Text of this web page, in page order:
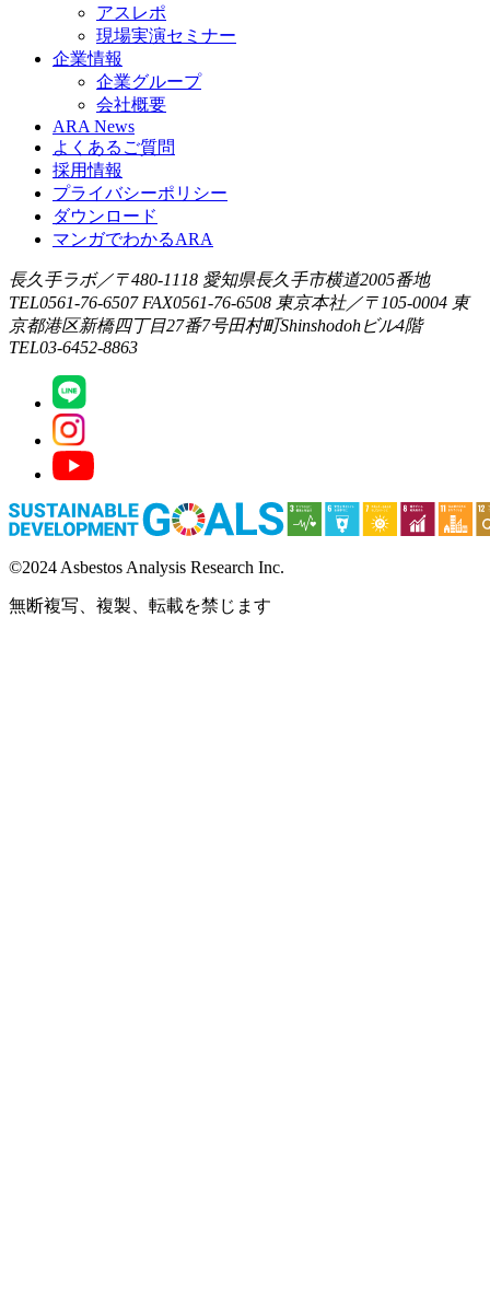
アスレポ
現場実演セミナー
企業情報
企業グループ
会社概要
ARA News
よくあるご質問
採用情報
プライバシーポリシー
ダウンロード
マンガでわかるARA
長久手ラボ／〒480-1118 愛知県長久手市横道2005番地
TEL0561-76-6507 FAX0561-76-6508 東京本社／〒105-0004 東
京都港区新橋四丁目27番7号田村町Shinshodohビル4階
TEL03-6452-8863
©2024 Asbestos Analysis Research Inc.
無断複写、複製、転載を禁じます